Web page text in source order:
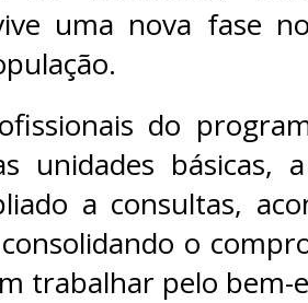
uma nova fase
do
unidades básicas,
a consultas,
o
trabalhar pelo bem-